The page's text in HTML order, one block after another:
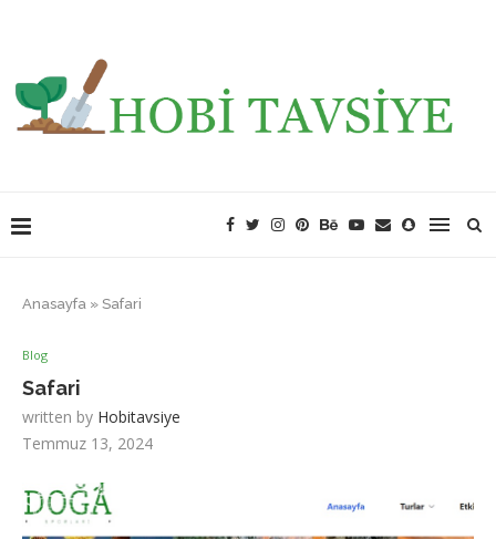
Anasayfa » Safari
Blog
Safari
written by Hobitavsiye
Temmuz 13, 2024